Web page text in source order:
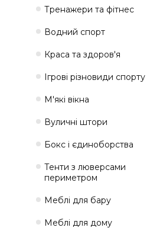
Тренажери та фітнес
Водний спорт
Краса та здоров'я
Ігрові різновиди спорту
М'які вікна
Вуличні штори
Бокс і єдиноборства
Тенти з люверсами
периметром
Меблі для бару
Меблі для дому